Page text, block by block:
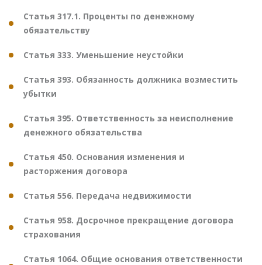
Статья 317.1. Проценты по денежному
обязательству
Статья 333. Уменьшение неустойки
Статья 393. Обязанность должника возместить
убытки
Статья 395. Ответственность за неисполнение
денежного обязательства
Статья 450. Основания изменения и
расторжения договора
Статья 556. Передача недвижимости
Статья 958. Досрочное прекращение договора
страхования
Статья 1064. Общие основания ответственности